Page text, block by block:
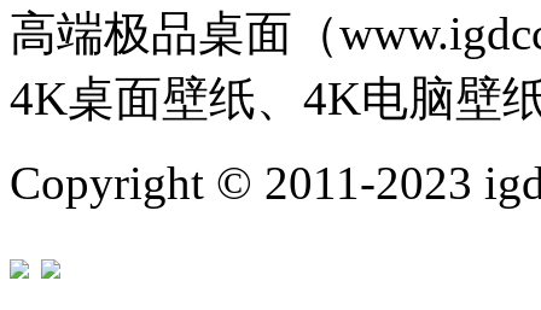
高端极品桌面（
4K桌面壁纸、4K电脑壁
Copyright © 2011-2023